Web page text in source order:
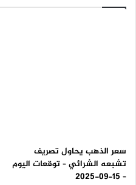
سعر الذهب يحاول تصريف
تشبعه الشرائي – توقعات اليوم
– 15-09-2025